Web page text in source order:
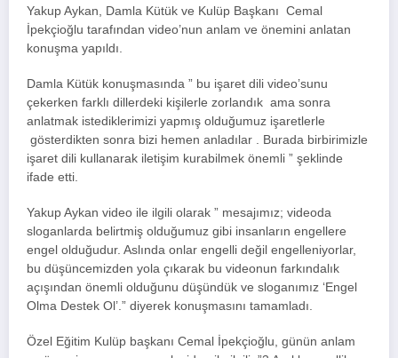
Yakup Aykan, Damla Kütük ve Kulüp Başkanı Cemal
İpekçioğlu tarafından video’nun anlam ve önemini anlatan
konuşma yapıldı.
Damla Kütük konuşmasında ” bu işaret dili video’sunu
çekerken farklı dillerdeki kişilerle zorlandık ama sonra
anlatmak istediklerimizi yapmış olduğumuz işaretlerle
gösterdikten sonra bizi hemen anladılar . Burada birbirimizle
işaret dili kullanarak iletişim kurabilmek önemli ” şeklinde
ifade etti.
Yakup Aykan video ile ilgili olarak ” mesajımız; videoda
sloganlarda belirtmiş olduğumuz gibi insanların engellere
engel olduğudur. Aslında onlar engelli değil engelleniyorlar,
bu düşüncemizden yola çıkarak bu videonun farkındalık
açışından önemli olduğunu düşündük ve sloganımız ‘Engel
Olma Destek Ol’.” diyerek konuşmasını tamamladı.
Özel Eğitim Kulüp başkanı Cemal İpekçioğlu, günün anlam